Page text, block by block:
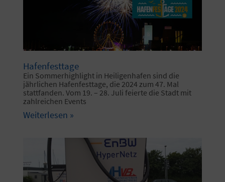
Hafenfesttage
Ein Sommerhighlight in Heiligenhafen sind die
jährlichen Hafenfesttage, die 2024 zum 47. Mal
stattfanden. Vom 19. – 28. Juli feierte die Stadt mit
zahlreichen Events
Weiterlesen »